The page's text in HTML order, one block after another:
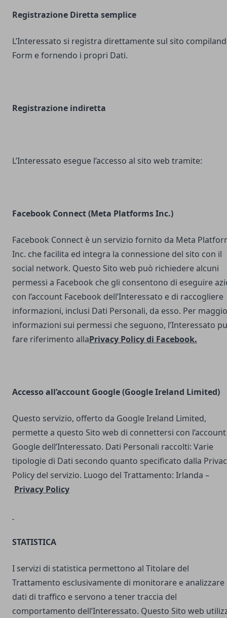
Registrazione Diretta semplice
L’Interessato si registra direttamente sul sito
Form e fornendo i propri Dati.
Registrazione indiretta
L’Interessato esegue l’accesso al sito web tramite:
Facebook Connect (Meta Platforms Inc.)
Facebook Connect è un servizio fornito da Meta
Inc. che facilita ed integra la connessione del sito con il
social network. Questo Sito web può richiedere alcuni
permessi a Facebook che gli consentono di eseguire
con l’account Facebook dell’Interessato e di raccogliere
informazioni, inclusi Dati Personali, da esso. Per
informazioni sui permessi che seguono, l’Interessato
fare riferimento allaPrivacy Policy di Facebook.
Accesso all’account Google (Google Ireland Limited)
Questo servizio, offerto da Google Ireland Limited,
permette a questo Sito web di connettersi con l’account
Google dell’Interessato. Dati Personali raccolti: Varie
tipologie di Dati secondo quanto specificato dalla
Policy del servizio. Luogo del Trattamento: Irlanda –
Privacy Policy
STATISTICA
I servizi di statistica permettono al Titolare del
Trattamento esclusivamente di monitorare e analizzare
dati di traffico e servono a tener traccia del
comportamento dell’Interessato. Questo Sito web